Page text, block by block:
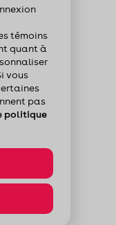
témoins
quant à
vous
pas
politique